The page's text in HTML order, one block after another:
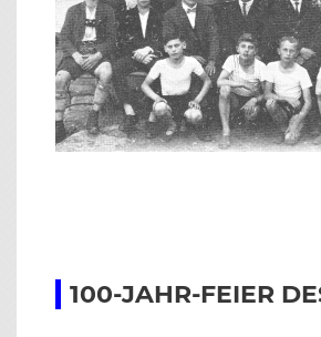
100-JAHR-FEIER